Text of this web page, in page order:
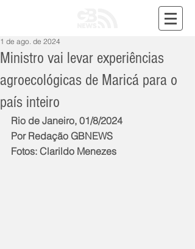
Ministro vai levar experiências
agroecológicas de Maricá para o
país inteiro
1 de ago. de 2024
Rio de Janeiro, 01/8/2024
Por Redação GBNEWS
Fotos: Clarildo Menezes